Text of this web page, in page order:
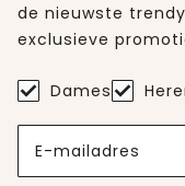
de nieuwste
exclusieve
Dames
E-mailadres